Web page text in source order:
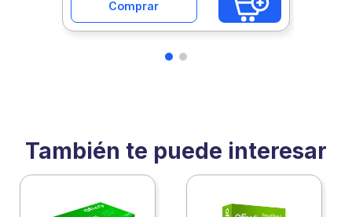
Comprar
También te puede interesar